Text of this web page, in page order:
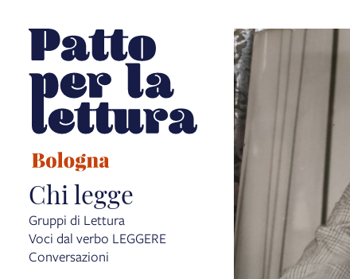
Chi legge
Gruppi di Lettura
Voci dal verbo LEGGERE
Conversazioni